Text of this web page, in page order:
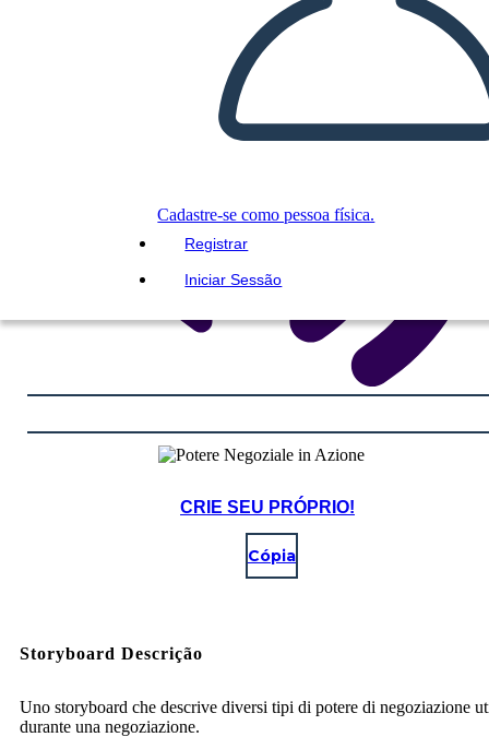
Cadastre-se como pessoa física.
Registrar
Iniciar Sessão
CRIE SEU PRÓPRIO!
Cópia
Storyboard Descrição
Uno storyboard che descrive diversi tipi di potere di negoziazione
durante una negoziazione.